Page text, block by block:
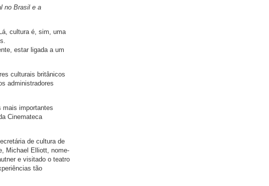
no Brasil e a
cultura é, sim, uma
estar ligada a um
culturais britânicos
administradores
mais importantes
Cinemateca
de cultura de
Michael Elliott, nome-
e visitado o teatro
tão